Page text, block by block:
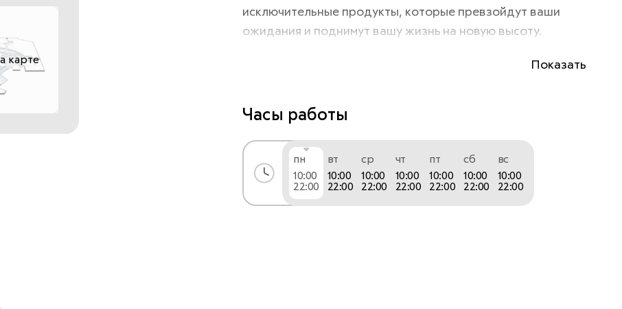
карте
исключительные продукты, которые превзойдут ваши
ожидания и поднимут вашу жизнь на новую высоту.
- Только оригинальная продукция;
- Гарантия;
- Профессиональная консультация при выборе устройств;
Показать
Часы работы
пн
10:00
22:00
вт
10:00
22:00
ср
10:00
22:00
чт
10:00
22:00
пт
10:00
22:00
сб
10:00
22:00
вс
10:00
22:00